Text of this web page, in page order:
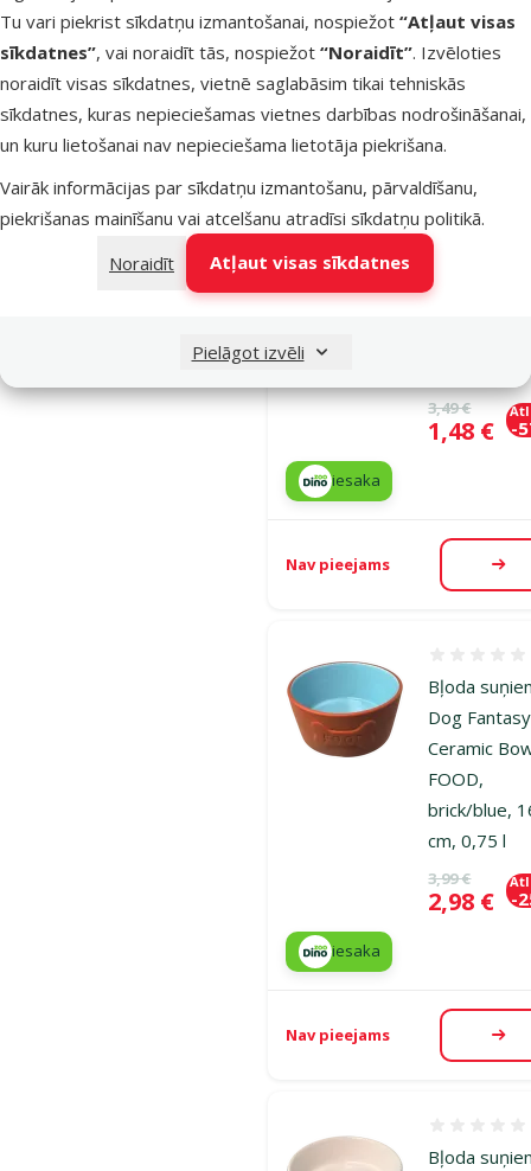
Tu vari piekrist sīkdatņu izmantošanai, nospiežot “Atļaut visas
sīkdatnes”, vai noraidīt tās, nospiežot “Noraidīt”. Izvēloties
noraidīt visas sīkdatnes, vietnē saglabāsim tikai tehniskās
sīkdatnes, kuras nepieciešamas vietnes darbības nodrošināšanai,
un kuru lietošanai nav nepieciešama lietotāja piekrišana.
Vairāk informācijas par sīkdatņu izmantošanu, pārvaldīšanu,
piekrišanas mainīšanu vai atcelšanu atradīsi sīkdatņu politikā.
Noraidīt
Atļaut visas sīkdatnes
Pielāgot izvēli
iesaka
Nav pieejams
Bļoda
Dog Fantasy
Ceramic
Atsauksmes
Oriģinālā
3,49 €
Cena
1,48 € -
iesaka
Nav pieejams
Bļoda
Dog Fantasy
Ceramic
FOOD,
brick/blue,
cm, 0,75 l
Oriģinālā
3,99 €
Cena
2,98 € -
iesaka
Nav pieejams
Bļoda